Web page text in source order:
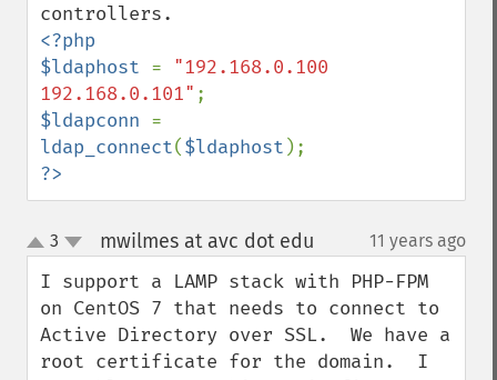
<?php
$ldaphost = "192.168.0.100
192.168.0.101"
$ldapconn
ldap_connect($ldaphost
?>
up
down
3 mwilmes at avc dot edu 11 years ago
I support a LAMP stack with PHP-FPM
on CentOS 7 that needs to connect to
Active Directory over SSL.  We have a
root certificate for the domain.  I